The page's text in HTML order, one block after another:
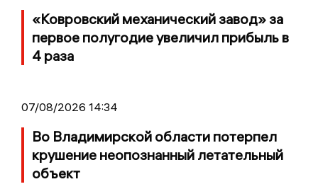
«Ковровский механический завод» за
первое полугодие увеличил прибыль в
4 раза
07/08/2026 14:34
Во Владимирской области потерпел
крушение неопознанный летательный
объект